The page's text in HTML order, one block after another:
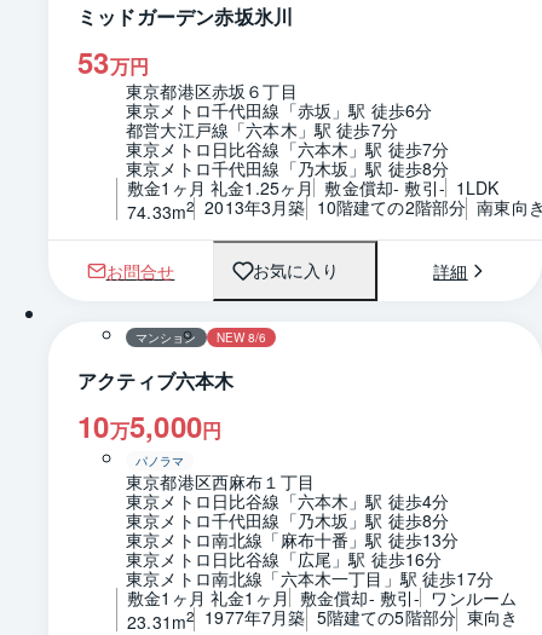
ミッドガーデン赤坂氷川
53万円
東京都港区赤坂６丁目
東京メトロ千代田線「赤坂」駅 徒歩6分
都営大江戸線「六本木」駅 徒歩7分
東京メトロ日比谷線「六本木」駅 徒歩7分
東京メトロ千代田線「乃木坂」駅 徒歩8分
敷金1ヶ月 礼金1.25ヶ月
敷金償却- 敷引- 1LDK
74.33m2 2013年3月築 10階建ての2階部分 南東向
お問合せ お気に入り 詳細
1 / 0 間取り
マンション NEW 8/6
アクティブ六本木
10万5,000円
パノラマ
東京都港区西麻布１丁目
東京メトロ日比谷線「六本木」駅 徒歩4分
東京メトロ千代田線「乃木坂」駅 徒歩8分
東京メトロ南北線「麻布十番」駅 徒歩13分
東京メトロ日比谷線「広尾」駅 徒歩16分
東京メトロ南北線「六本木一丁目」駅 徒歩17分
敷金1ヶ月 礼金1ヶ月 敷金償却- 敷引- ワンルーム
23.31m2 1977年7月築 5階建ての5階部分 東向き